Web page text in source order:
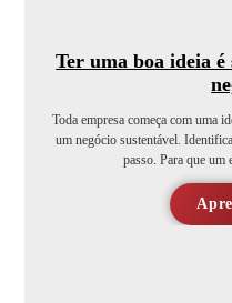
Ter uma boa ideia
Toda empresa começa com uma
um negócio sustentável.
passo. Para que